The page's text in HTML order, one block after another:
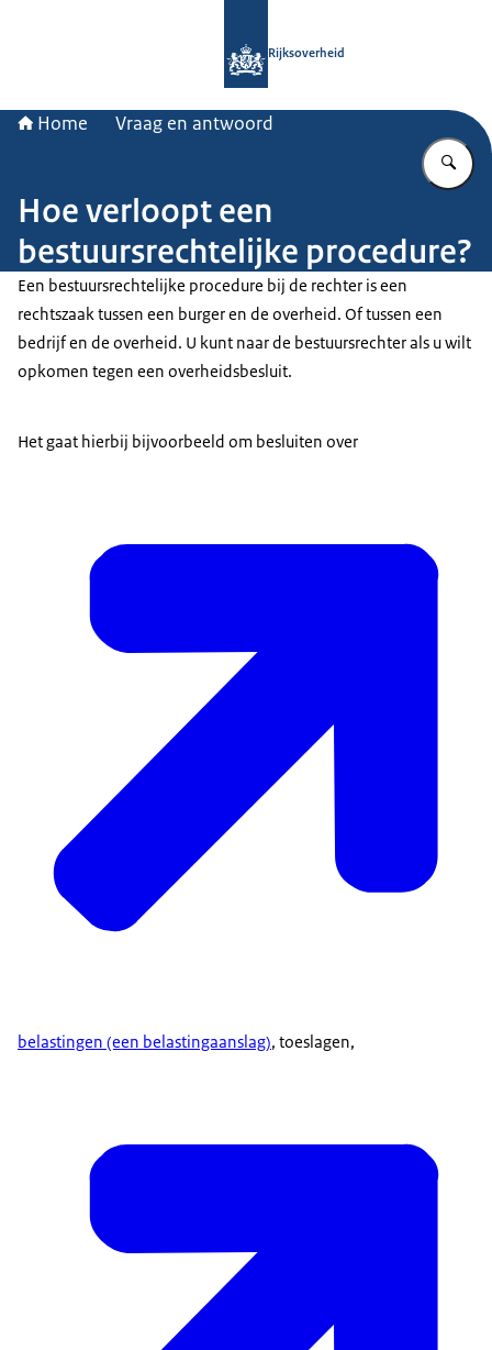
Rijksoverheid
Home Vraag en antwoord
Hoe verloopt een
bestuursrechtelijke procedure?
Een bestuursrechtelijke procedure bij de rechter is een
rechtszaak tussen een burger en de overheid. Of tussen een
bedrijf en de overheid. U kunt naar de bestuursrechter als u wilt
opkomen tegen een overheidsbesluit.
Het gaat hierbij bijvoorbeeld om besluiten over
belastingen (een belastingaanslag), toeslagen,